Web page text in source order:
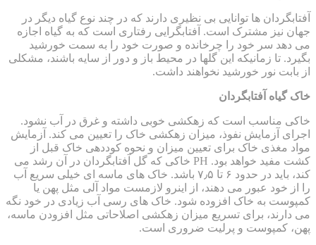
آفتابگردان ها توانایی بی نظیری دارند که در چند نوع گیاه دیگر در
جهان نیز مشترک است. آفتابگرایی رفتاری است که به گیاه اجازه
می دهد سر خود را چرخانده و صورت خود را به سمت خورشید
بگیرد. تا زمانیکه این گلها در محیط باز و دور از سایه باشند، مشکلی
از بابت نور خورشید نخواهند داشت.
خاک گیاه آفتابگردان
خاکی مناسب است که زهکشی خوبی داشته و غرق در آب نشود.
اجرای آزمایش نفوذ، میزان زهکشی خاک را تعیین می کند. آزمایش
مواد مغذی خاک برای تعیین میزان و نحوه کوددهی خاک قبل از
کشت مفید خواهد بود. PH خاکی که گل آفتابگردان در آن رشد می
کند، باید در حدود ۶ تا ۷٫۵ باشد. خاک های ماسه ای خیلی سریع آب
را از خود عبور می دهند، از اینرو لازمست مواد آلی مثل پهن یا
کمپوست به خاک افزوده شود. خاک های رسی آب زیادی در خود نگه
می دارند، برای تسریع میزان زهکشی اصلاحاتی مثل افزودن ماسه،
پهن، کمپوست و پرلیت ضروری است.